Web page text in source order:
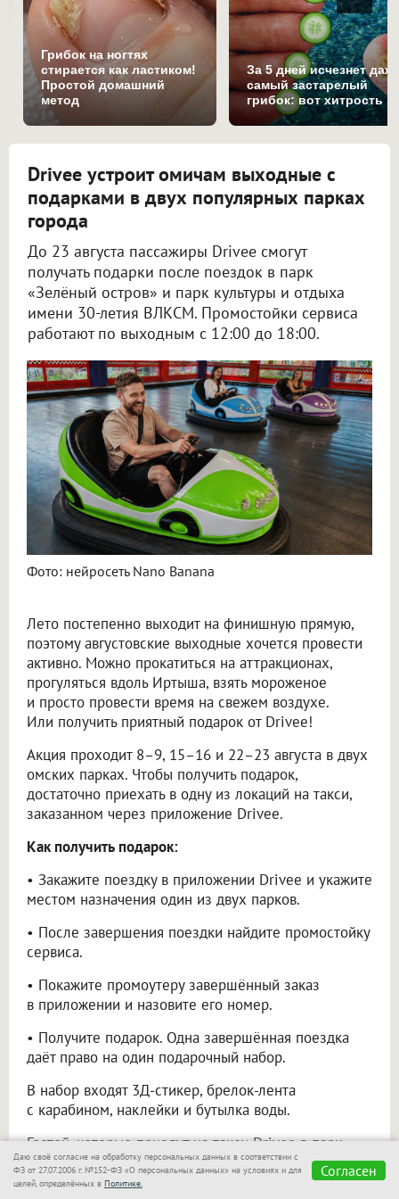
Грибок на ногтях
стирается как ластиком!
Простой домашний
метод
За 5 дней исчезнет
самый застарелый
грибок: вот хитрость
Drivee устроит омичам выходные с
подарками в двух популярных парках
города
До 23 августа пассажиры Drivee смогут
получать подарки после поездок в парк
«Зелёный остров» и парк культуры и отдыха
имени 30-летия ВЛКСМ. Промостойки сервиса
работают по выходным с 12:00 до 18:00.
Фото: нейросеть Nano Banana
Лето постепенно выходит на финишную прямую,
поэтому августовские выходные хочется провести
активно. Можно прокатиться на аттракционах,
прогуляться вдоль Иртыша, взять мороженое
и просто провести время на свежем воздухе.
Или получить приятный подарок от Drivee!
Акция проходит 8–9, 15–16 и 22–23 августа в двух
омских парках. Чтобы получить подарок,
достаточно приехать в одну из локаций на такси,
заказанном через приложение Drivee.
Как получить подарок:
• Закажите поездку в приложении Drivee и укажите
местом назначения один из двух парков.
• После завершения поездки найдите промостойку
сервиса.
• Покажите промоутеру завершённый заказ
в приложении и назовите его номер.
• Получите подарок. Одна завершённая поездка
даёт право на один подарочный набор.
В набор входят 3Д-стикер, брелок-лента
с карабином, наклейки и бутылка воды.
Гостей, которые приедут на такси Drivee в парк
«Зелёный остров», также ждёт билет-флаер
на крытый автодром «Вокруг света». Он даёт право
Даю своё согласие на обработку персональных данных в соответствии с
ФЗ от 27.07.2006 г. №152-ФЗ «О персональных данных» на условиях и для
целей, определённых в Политике.
Согласен